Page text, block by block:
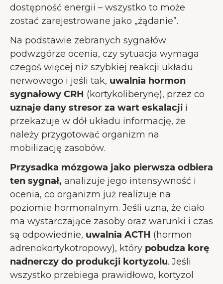
dostępność energii – wszystko to może
zostać zarejestrowane jako „żądanie”.
Na podstawie zebranych sygnałów
podwzgórze ocenia, czy sytuacja wymaga
czegoś więcej niż szybkiej reakcji układu
nerwowego i jeśli tak, uwalnia hormon
sygnałowy CRH (kortykoliberynę), przez co
uznaje dany stresor za wart eskalacji i
przekazuje w dół układu informację, że
należy przygotować organizm na
mobilizację zasobów.
Przysadka mózgowa jako pierwsza odbiera
ten sygnał, analizuje jego intensywność i
ocenia, co organizm już realizuje na
poziomie hormonalnym. Jeśli uzna, że ciało
ma wystarczające zasoby oraz warunki i czas
są odpowiednie, uwalnia ACTH (hormon
adrenokortykotropowy), który pobudza korę
nadnerczy do produkcji kortyzolu. Jeśli
wszystko przebiega prawidłowo, kortyzol